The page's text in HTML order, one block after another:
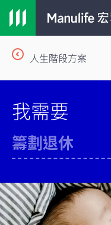
人生階段方案
我需要
籌劃退休